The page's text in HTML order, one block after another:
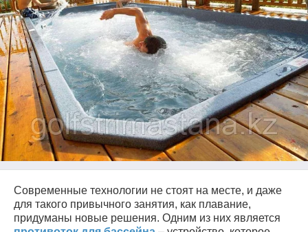
Современные технологии не стоят на месте, и даже
для такого привычного занятия, как плавание,
придуманы новые решения. Одним из них является